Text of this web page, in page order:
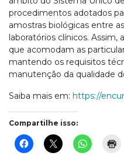
procedimentos adotados
amostras biológicas entre
laboratórios clínicos.
que acomodam as
mantendo os requisitos
manutenção da qualidade
Saiba mais em: https://
Compartilhe isso: